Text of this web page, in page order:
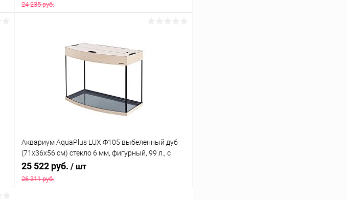
24 235 руб.
Купить в 1 клик Сравнение
В избранное
Аквариум AquaPlus LUX Ф105 выбеленный дуб
(71х36х56 см) стекло 6 мм, фигурный, 99 л., с
лампами Т8 2х18 Вт, аквар. коврик
25 522 руб. / шт
26 311 руб.